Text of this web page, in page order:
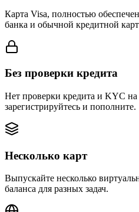
Карта Visa, полностью
банка и обычной кредитной
Без проверки кредита
Нет проверки кредита и KYC
зарегистрируйтесь и пополните.
Несколько карт
Выпускайте несколько
баланса для разных задач.